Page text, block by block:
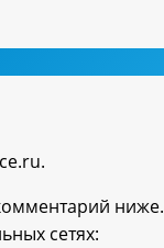
ниже.
сетях: